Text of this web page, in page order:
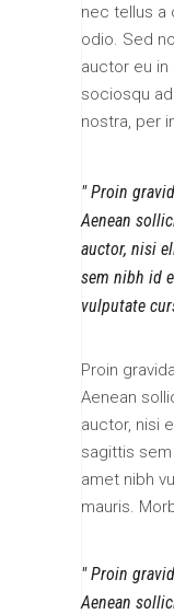
nec tellus a
odio. Sed
auctor eu
sociosqu
nostra, per
Proin
Aenean
auctor, nisi
sem nibh id
vulputate
Proin
Aenean
auctor, nisi
sagittis
amet nibh
mauris.
Proin
Aenean